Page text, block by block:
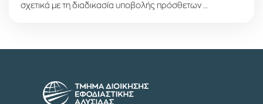
σχετικά με τη διαδικασία υποβολής πρόσθετων …